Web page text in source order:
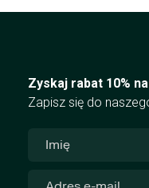
Zyskaj rabat 10%
Zapisz się do